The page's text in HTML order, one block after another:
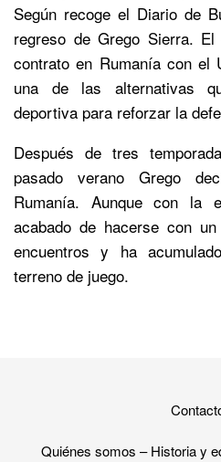
Según recoge el Diario de
regreso de Grego Sierra.
contrato en Rumanía con el
una de las alternativas
deportiva para reforzar la
Después de tres
pasado verano Grego
Rumanía. Aunque con la
acabado de hacerse con
encuentros y ha
terreno de juego.
Quiénes somos – Historia y